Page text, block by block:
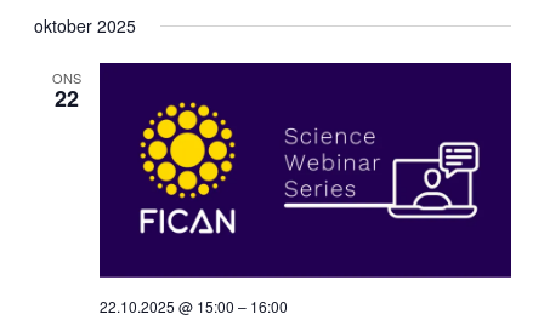
oktober 2025
ONS
22
22.10.2025 @ 15:00 – 16:00